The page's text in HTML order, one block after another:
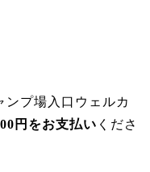
プ場入口ウェルカ
円をお支払い くださ